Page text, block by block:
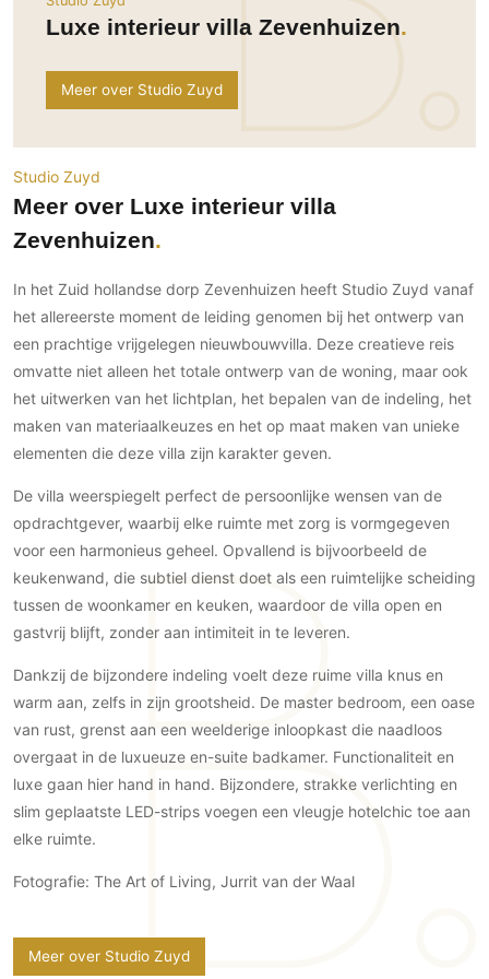
Woondecoratie
Inrichting
Roomdividers
Meubels
Verlichting
Haarden
Interieurbouw
Trappen
Keuken
Keukenapparatuur
Keukenaccessoires
Keukenkranen
Binnendeuren
Houten deuren
Stalen deuren
Systeemwanden
Deurbeslag
Raambeslag
Meubelbeslag
Vloeren
Ramen
Deursystemen
Glazen wandsystemen
Garagedeuren
Buitenshutters
Overig
Autolift
3D visualisaties
Gevel
Gevelbekleding
Gevelstenen
Houten gevelbekleding
Stucwerk
Tuinmeubelen
Zwemmen
Vloer
Buitenvloeren
Houten buitenvloeren
Natuursteen en keramiek
buitenvloeren
Vlonders
Zonwering
Zonwering buiten
Kinderkamer
Slaapkamer
Thuisbioscoop
Toilet
Wellness
Werkkamer
Wijnkelder
Buitenkijken
Bijgebouw / Poolhouse
Terrasoverkapping
Tuin
Villa
Zwembad
Zakelijk
Horeca
Kantoor
Luxe interieur villa Zevenhuizen
Meer over Studio Zuyd
Studio Zuyd
Meer over Luxe interieur villa
Zevenhuizen
In het Zuid hollandse dorp Zevenhuizen heeft Studio Zuyd vanaf
het allereerste moment de leiding genomen bij het ontwerp van
een prachtige vrijgelegen nieuwbouwvilla. Deze creatieve reis
omvatte niet alleen het totale ontwerp van de woning, maar ook
het uitwerken van het lichtplan, het bepalen van de indeling, het
maken van materiaalkeuzes en het op maat maken van unieke
elementen die deze villa zijn karakter geven.
De villa weerspiegelt perfect de persoonlijke wensen van de
opdrachtgever, waarbij elke ruimte met zorg is vormgegeven
voor een harmonieus geheel. Opvallend is bijvoorbeeld de
keukenwand, die subtiel dienst doet als een ruimtelijke scheiding
tussen de woonkamer en keuken, waardoor de villa open en
gastvrij blijft, zonder aan intimiteit in te leveren.
Dankzij de bijzondere indeling voelt deze ruime villa knus en
warm aan, zelfs in zijn grootsheid. De master bedroom, een oase
van rust, grenst aan een weelderige inloopkast die naadloos
overgaat in de luxueuze en-suite badkamer. Functionaliteit en
luxe gaan hier hand in hand. Bijzondere, strakke verlichting en
slim geplaatste LED-strips voegen een vleugje hotelchic toe aan
elke ruimte.
Fotografie: The Art of Living, Jurrit van der Waal
Meer over Studio Zuyd